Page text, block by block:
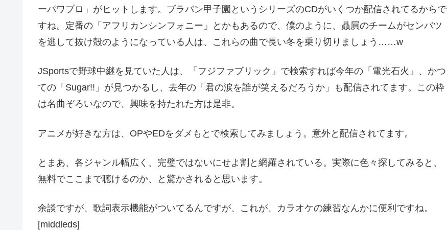
ーパワプロ」がヒットします。ブラバン甲子園というシリーズのCDがいくつか配信されてるからで
すね。定番の「アフリカンシンフォニー」とかもあるので、僕のように、贔屓のチームがセンバツ
を逃して抜け殻のようになっている人は、これらの曲で長い冬を乗り切りましょう……w
JSportsで野球中継を見ていた人は、「フジファブリック」で検索すれば今年の「電光石火」、かつ
ての「Sugar!!」が見つかるし、去年の「君の涙を誰が笑えるだろうか」も配信されてます。この枠
は名曲ぞろいなので、興味を持たれた方は是非。
アニメが好きな方は、OPやEDをダメもとで検索してみましょう。意外と配信されてます。
とまあ、各ジャンル幅広く、完璧ではないにせよ割と網羅されている。実際に色々探してみると、
無料でここまで聴けるのか、と驚かされると思います。
余談ですが、歌詞表示機能がついてるんですが、これが、カラオケの練習なんかに便利ですね。
[middleds]